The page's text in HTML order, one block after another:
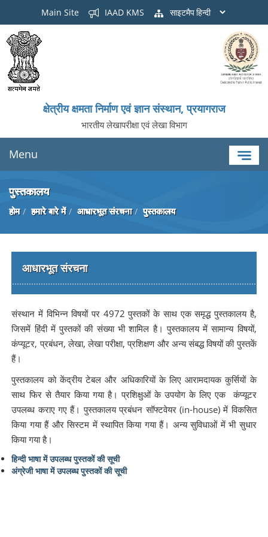
Main Site IAAD KMS साइटमैप
क्षेत्रीय क्षमता निर्माण एवं ज्ञान संस्थान, प्रयागराज
भारतीय लेखापरीक्षा एवं लेखा विभाग
Menu
पुस्तकालय
होम हमारे बारे में आधारभूत संरचना पुस्तकालय
आधारभूत संरचना
संस्थान में विभिन्न विषयों पर 4972 पुस्तकों के साथ एक समृद्ध पुस्तकालय है,
जिसमें हिंदी में पुस्तकों की संख्या भी शामिल है। पुस्तकालय में सामान्य विषयों,
कंप्यूटर, प्रबंधन, लेखा, लेखा परीक्षा, प्रशिक्षण और अन्य संबद्ध विषयों की पुस्तकें
हैं।
पुस्तकालय को केंद्रीय टेबल और अधिकारियों के लिए आरामदायक कुर्सियों के
साथ फिर से तैयार किया गया है। प्रशिक्षुओं के उपयोग के लिए एक कंप्यूटर
उपलब्ध कराए गए हैं। पुस्तकालय प्रबंधन सॉफ्टवेयर (in-house) में विकसित
किया गया हैं और सिस्टम में स्थापित किया गया हैं। अन्य सुविधाओं में भी सुधार
किया गया है।
हिन्दी भाषा में उपलब्ध पुस्तकों की सूची
अंग्रेजी भाषा में उपलब्ध पुस्तकों की सूची